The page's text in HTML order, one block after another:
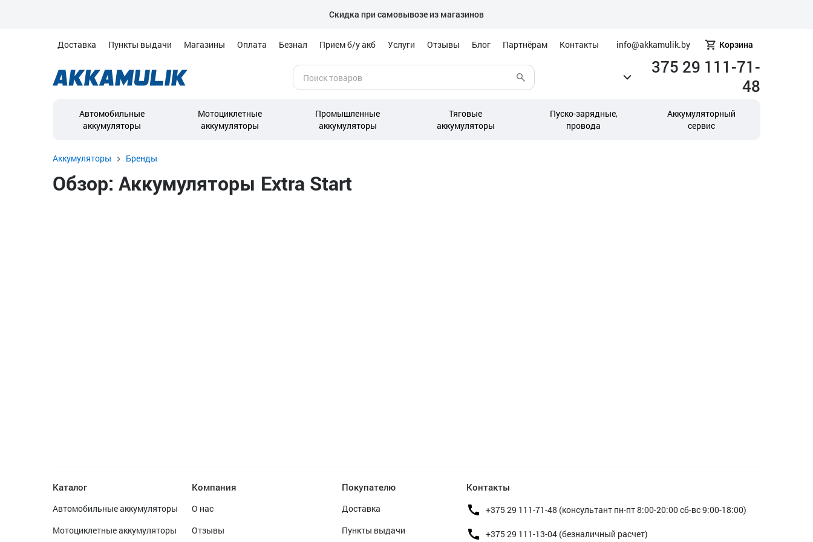
Скидка при самовывозе из магазинов
Доставка Пункты выдачи Магазины Оплата Безнал Прием б/у акб Услуги Отзывы Блог Партнёрам Контакты info@akkamulik.by Корзина
375 29 111-71-
48
Автомобильные
аккумуляторы
Мотоциклетные
аккумуляторы
Промышленные
аккумуляторы
Тяговые
аккумуляторы
Пуско-зарядные,
провода
Аккумуляторный
сервис
Аккумуляторы Бренды
Обзор: Аккумуляторы Extra Start
Каталог
Автомобильные аккумуляторы
Мотоциклетные аккумуляторы
Компания
О нас
Отзывы
Покупателю
Доставка
Пункты выдачи
Контакты
+375 29 111-71-48 (консультант пн-пт 8:00-20:00 сб-вс 9:00-18:00)
+375 29 111-13-04 (безналичный расчет)